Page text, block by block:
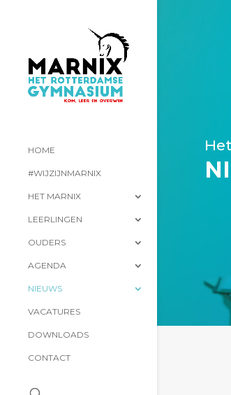
HOME
#WIJZIJNMARNIX
HET MARNIX
LEERLINGEN
OUDERS
AGENDA
NIEUWS
VACATURES
DOWNLOADS
CONTACT